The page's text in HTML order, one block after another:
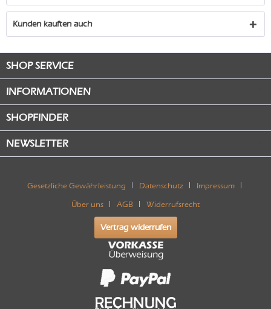
Kunden kauften auch
SHOP SERVICE
INFORMATIONEN
SHOPFINDER
NEWSLETTER
Gesetzliche Gewährleistung Datenschutz Impressum
Über uns AGB Widerrufsrecht
Vertrag widerrufen